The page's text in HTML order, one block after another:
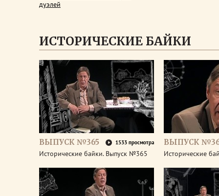
дуэлей
ИСТОРИЧЕСКИЕ БАЙКИ
ВЫПУСК №365 1533 просмотра
Исторические байки. Выпуск №365
ВЫПУСК
Исторические